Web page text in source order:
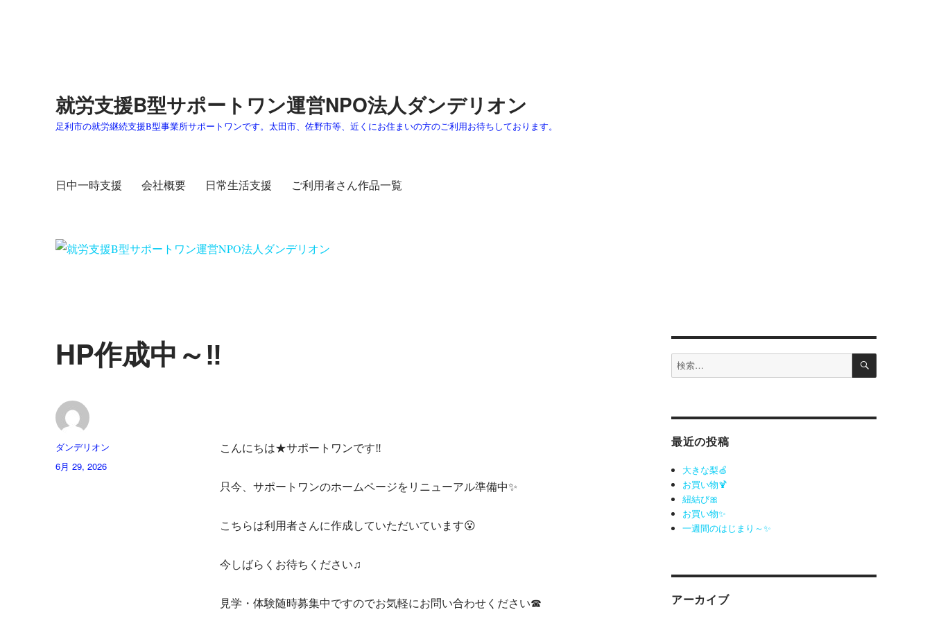
就労支援B型サポートワン運営NPO法人ダンデリオン
足利市の就労継続支援B型事業所サポートワンです。太田市、佐野市等、近くにお住まいの方のご利用お待ちしております。
日中一時支援 会社概要 日常生活支援 ご利用者さん作品一覧
HP作成中～‼️
こんにちは★サポートワンです‼️
只今、サポートワンのホームページをリニューアル準備中✨
こちらは利用者さんに作成していただいています😮
今しばらくお待ちください♫
見学・体験随時募集中ですのでお気軽にお問い合わせください☎
投
稿
者
ダンデリオン
投
6月 29, 2026
検
索:
検
最近の投稿
大きな梨🍏
お買い物🍹
紐結び🎀
お買い物✨
一週間のはじまり～✨
アーカイブ